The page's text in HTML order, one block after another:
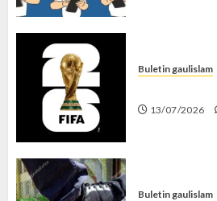
Buletin gaulislam
13/07/2026
Buletin gaulislam